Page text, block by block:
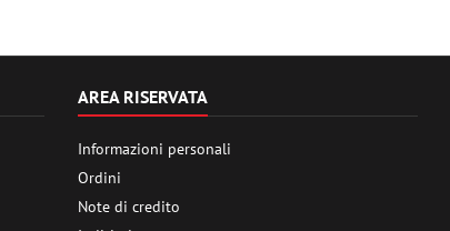
AREA RISERVATA
Informazioni personali
Ordini
Note di credito